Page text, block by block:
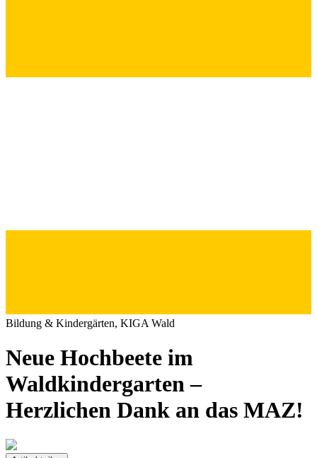
Bildung & Kindergärten, KIGA Wald
Neue Hochbeete im
Waldkindergarten –
Herzlichen Dank an das MAZ!